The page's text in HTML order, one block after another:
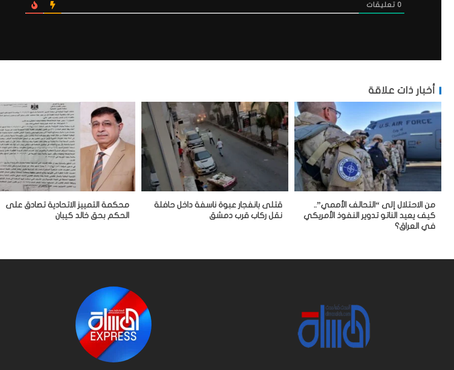
0 تعليقات
أخبار ذات علاقة
من الاحتلال إلى “التحالف الأممي”..
كيف يعيد الناتو تدوير النفوذ الأمريكي
في العراق؟
قتلى بانفجار عبوة ناسفة داخل حافلة
نقل ركاب قرب دمشق
محكمة التمييز الاتحادية تصادق على
الحكم بحق خالد كيبان